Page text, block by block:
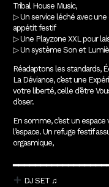
Tribal House Music,
▷ Un service léché avec
appétit festif
▷ Une Playzone XXL pour
▷ Un système Son et
Réadaptons les standards,
La Déviance, c’est une
votre liberté, celle d’être
d’oser.
En somme, c’est un
l’espace. Un refuge festif
orgasmique,
DJ SET ♫